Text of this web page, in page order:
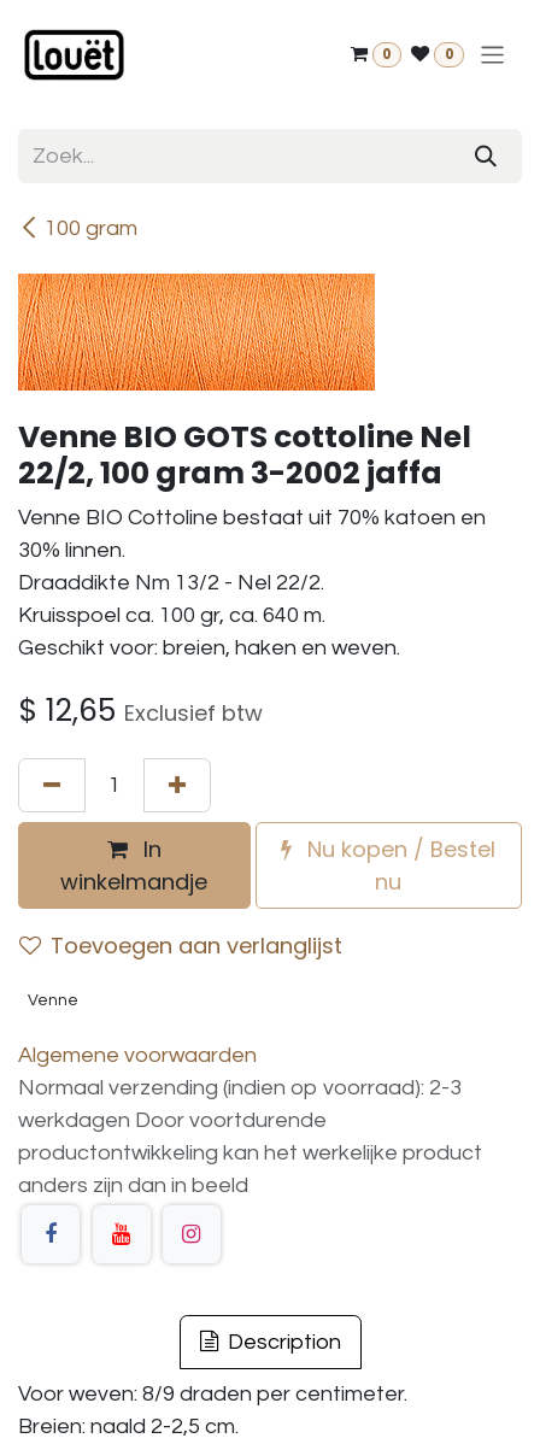
0 0
100 gram
Venne BIO GOTS cottoline Nel
22/2, 100 gram 3-2002 jaffa
Venne BIO Cottoline bestaat uit 70% katoen en
30% linnen.
Draaddikte Nm 13/2 - Nel 22/2.
Kruisspoel ca. 100 gr, ca. 640 m.
Geschikt voor: breien, haken en weven.
$ 12,65 Exclusief btw
In
winkelmandje
Nu kopen / Bestel
nu
Toevoegen aan verlanglijst
Venne
Algemene voorwaarden
Normaal verzending (indien op voorraad): 2-3
werkdagen Door voortdurende
productontwikkeling kan het werkelijke product
anders zijn dan in beeld
Description
Voor weven: 8/9 draden per centimeter.
Breien: naald 2-2,5 cm.